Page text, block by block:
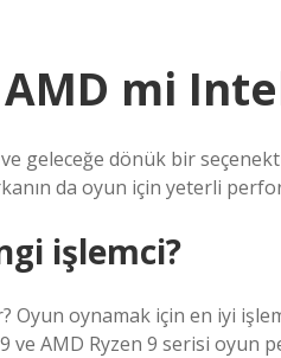
mi
geleceğe dönük bir
da oyun için yeterli
işlemci?
oynamak için en iyi
ve AMD Ryzen 9 serisi